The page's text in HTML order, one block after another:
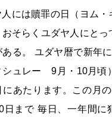
には贖罪の日（ヨム・
おそらくユダヤ人にとっ
ある。 ユダヤ暦で新年
シュレー 9月・10月頃
にあたります。この月
日まで 毎日、一年間に